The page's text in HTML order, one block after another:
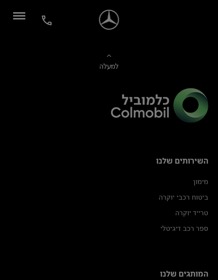
למעלה
השירותים שלנו
מימון
ביטוח רכבי יוקרה
טרייד יוקרה
ספר רכב דיגיטלי
המותגים שלנו